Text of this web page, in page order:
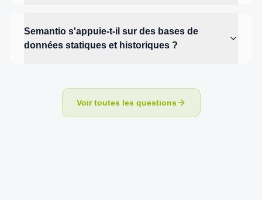
Semantio s'appuie-t-il sur des bases de
données statiques et historiques ?
Voir toutes les questions